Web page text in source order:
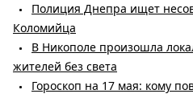
Полиция Днепра ищет
Коломийца
В Никополе произошла
жителей без света
Гороскоп на 17 мая: кому